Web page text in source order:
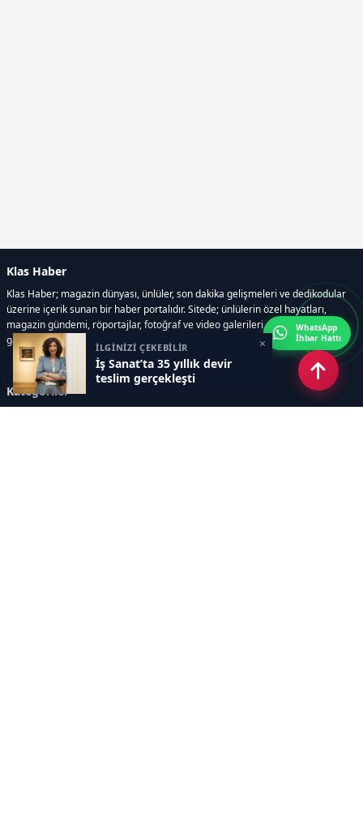
İLGİNİZİ ÇEKEBİLİR
İş Sanat’ta 35 yıllık devir
teslim gerçekleşti
×
Klas Haber
Klas Haber; magazin dünyası, ünlüler, son dakika gelişmeleri ve dedikodular
üzerine içerik sunan bir haber portalıdır. Sitede; ünlülerin özel hayatları,
magazin gündemi, röportajlar, fotoğraf ve video galerileri, resmi ilanlar, e-
gazete gibi geniş bir içerik yelpazesi bulunur.
Kategoriler
WhatsApp
İhbar Hattı